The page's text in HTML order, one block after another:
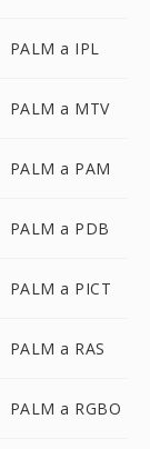
PALM a IPL
PALM a MTV
PALM a PAM
PALM a PDB
PALM a PICT
PALM a RAS
PALM a RGBO